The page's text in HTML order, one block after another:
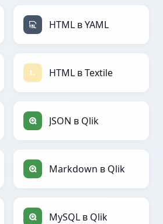
HTML в YAML
HTML в Textile
JSON в Qlik
Markdown в Qlik
MySQL в Qlik